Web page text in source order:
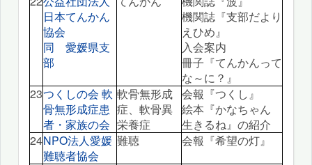
日本てんかん
協会
同 愛媛県支
部
機関誌『支部だより
えひめ』
入会案内
冊子『てんかんって
な～に？』
23つくしの会 軟
骨無形成症患
者・家族の会
軟骨無形成
症、軟骨異
栄養症
会報『つくし』
絵本『かなちゃん
生きるね』の紹介
24NPO法人愛媛
難聴者協会
難聴
会報『希望の灯』